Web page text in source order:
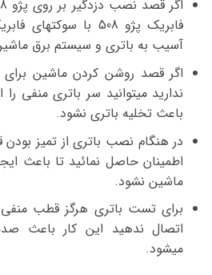
فابریک پژو 508 با
آسیب به باتری و سیستم برق
اگر قصد روشن کردن ماشین
ندارید میتوانید سر باتری منفی
باعث تخلیه باتری نشود.
در هنگام نصب باتری از تمیز بودن
اطمینان حاصل نمائید تا باعث
ماشین نشود.
برای تست باتری هرگز قطب
اتصال ندهید این کار باعث
میشود.